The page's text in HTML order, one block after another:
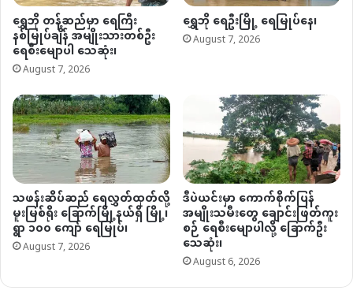
ရွှေဘို တန့်ဆည်မှာ ရေကြီး
နစ်မြုပ်ချိန် အမျိုးသားတစ်ဦး
ရေစီးမျောပါ သေဆုံး၊
August 7, 2026
ရွှေဘို ရေဦးမြို့ ရေမြုပ်နေ၊
August 7, 2026
သဖန်းဆိပ်ဆည် ရေလွှတ်ထုတ်လို့
မူးမြစ်ရိုး ခြောက်မြို့နယ်ရှိ မြို့၊
ရွာ ၁၀၀ ကျော် ရေမြုပ်၊
August 7, 2026
ဒီပဲယင်းမှာ ကောက်စိုက်ပြန်
အမျိုးသမီးတွေ ချောင်းဖြတ်ကူး
စဉ် ရေစီးမျောပါလို့ ခြောက်ဦး
သေဆုံး၊
August 6, 2026